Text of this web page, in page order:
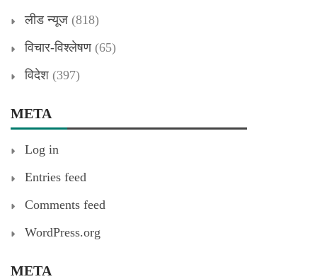
लीड न्यूज (818)
विचार-विश्लेषण(65)
विदेश (397)
META
Log in
Entries feed
Comments feed
WordPress.org
META